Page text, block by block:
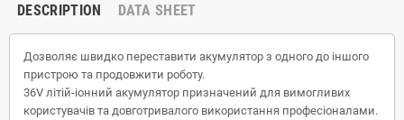
DESCRIPTION DATA SHEET
Дозволяє швидко переставити акумулятор з одного до іншого
пристрою та продовжити роботу.
36V літій-іонний акумулятор призначений для вимогливих
користувачів та довготривалого використання професіоналами.